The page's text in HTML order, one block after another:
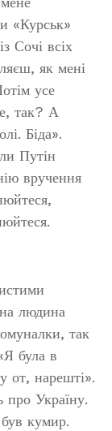
«Курськ»
Сочі всіх
як мені
усе
так? А
Біда».
Путін
вручення
людина
так
була в
от, нарешті».
про Україну.
кумир.